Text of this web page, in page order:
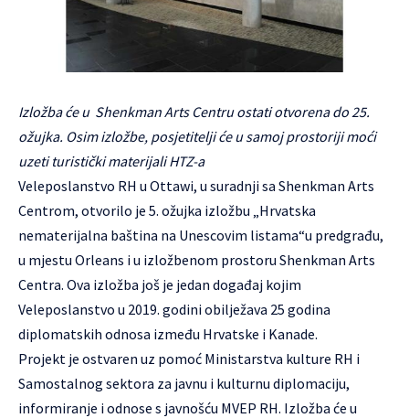
Izložba će u Shenkman Arts Centru ostati otvorena do 25.
ožujka. Osim izložbe, posjetitelji će u samoj prostoriji moći
uzeti turistički materijali HTZ-a
Veleposlanstvo RH u Ottawi, u suradnji sa Shenkman Arts
Centrom, otvorilo je 5. ožujka izložbu „Hrvatska
nematerijalna baština na Unescovim listama“u predgrađu,
u mjestu Orleans i u izložbenom prostoru Shenkman Arts
Centra. Ova izložba još je jedan događaj kojim
Veleposlanstvo u 2019. godini obilježava 25 godina
diplomatskih odnosa između Hrvatske i Kanade.
Projekt je ostvaren uz pomoć Ministarstva kulture RH i
Samostalnog sektora za javnu i kulturnu diplomaciju,
informiranje i odnose s javnošću MVEP RH. Izložba će u